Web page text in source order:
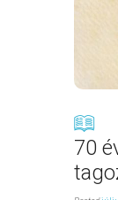
70